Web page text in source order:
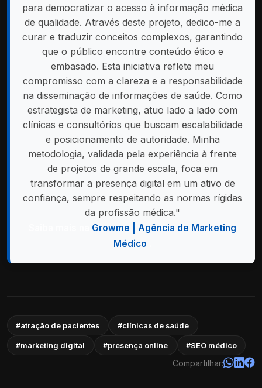
para democratizar o acesso à informação médica
de qualidade. Através deste projeto, dedico-me a
curar e traduzir conceitos complexos, garantindo
que o público encontre conteúdo ético e
embasado. Esta iniciativa reflete meu
compromisso com a clareza e a responsabilidade
na disseminação de informações de saúde. Como
estrategista de marketing, atuo lado a lado com
clínicas e consultórios que buscam escalabilidade
e posicionamento de autoridade. Minha
metodologia, validada pela experiência à frente
de projetos de grande escala, foca em
transformar a presença digital em um ativo de
confiança, sempre respeitando as normas rígidas
da profissão médica."
Growme | Agência de Marketing
Médico
#atração de pacientes #clínicas de saúde
#marketing digital #presença online #SEO médico
Compartilhar: